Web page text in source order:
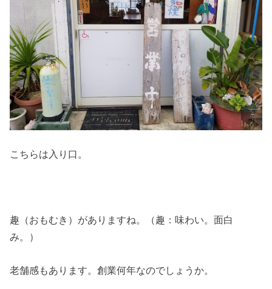
こちらは入り口。
趣（おもむき）がありますね。（趣：味わい。面白
み。）
老舗感もあります。創業何年なのでしょうか。